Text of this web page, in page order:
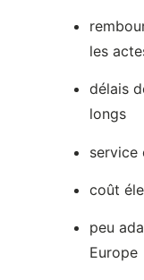
les
délais
longs
service
coût
peu
Europe